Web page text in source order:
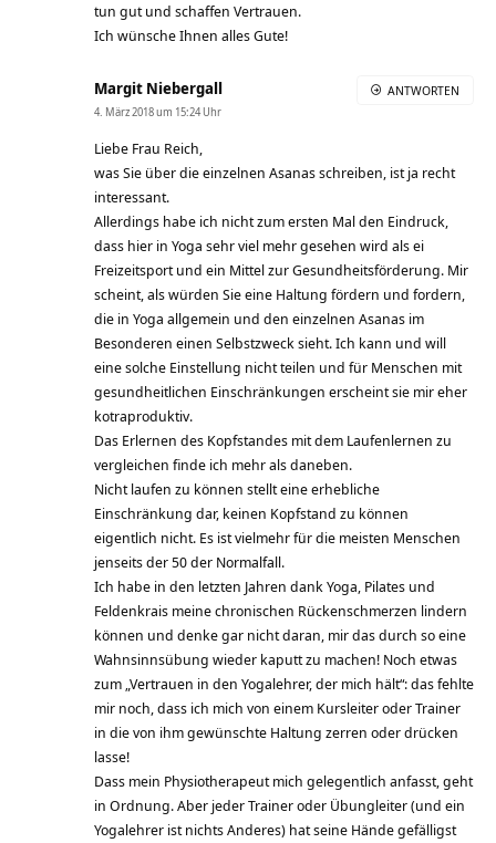
tun gut und schaffen Vertrauen.
Ich wünsche Ihnen alles Gute!
Margit Niebergall
4. März 2018 um 15:24 Uhr
Liebe Frau Reich,
was Sie über die einzelnen Asanas schreiben, ist ja recht
interessant.
Allerdings habe ich nicht zum ersten Mal den Eindruck,
dass hier in Yoga sehr viel mehr gesehen wird als ei
Freizeitsport und ein Mittel zur Gesundheitsförderung. Mir
scheint, als würden Sie eine Haltung fördern und fordern,
die in Yoga allgemein und den einzelnen Asanas im
Besonderen einen Selbstzweck sieht. Ich kann und will
eine solche Einstellung nicht teilen und für Menschen mit
gesundheitlichen Einschränkungen erscheint sie mir eher
kotraproduktiv.
Das Erlernen des Kopfstandes mit dem Laufenlernen zu
vergleichen finde ich mehr als daneben.
Nicht laufen zu können stellt eine erhebliche
Einschränkung dar, keinen Kopfstand zu können
eigentlich nicht. Es ist vielmehr für die meisten Menschen
jenseits der 50 der Normalfall.
Ich habe in den letzten Jahren dank Yoga, Pilates und
Feldenkrais meine chronischen Rückenschmerzen lindern
können und denke gar nicht daran, mir das durch so eine
Wahnsinnsübung wieder kaputt zu machen! Noch etwas
zum „Vertrauen in den Yogalehrer, der mich hält“: das fehlte
mir noch, dass ich mich von einem Kursleiter oder Trainer
in die von ihm gewünschte Haltung zerren oder drücken
lasse!
Dass mein Physiotherapeut mich gelegentlich anfasst, geht
in Ordnung. Aber jeder Trainer oder Übungleiter (und ein
Yogalehrer ist nichts Anderes) hat seine Hände gefälligst
ANTWORTEN